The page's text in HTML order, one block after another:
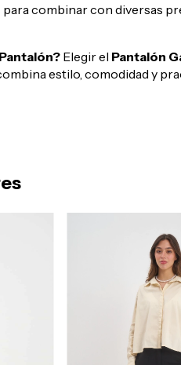
combinar con diversas
Elegir el Pantalón
estilo, comodidad y